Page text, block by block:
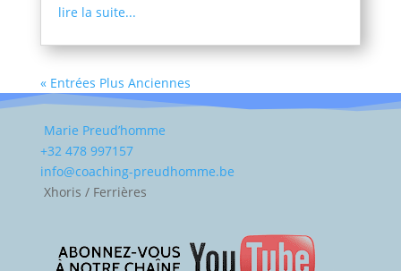
lire la suite...
« Entrées Plus Anciennes
Marie Preud’homme
+32 478 997157
info@coaching-preudhomme.be
Xhoris / Ferrières